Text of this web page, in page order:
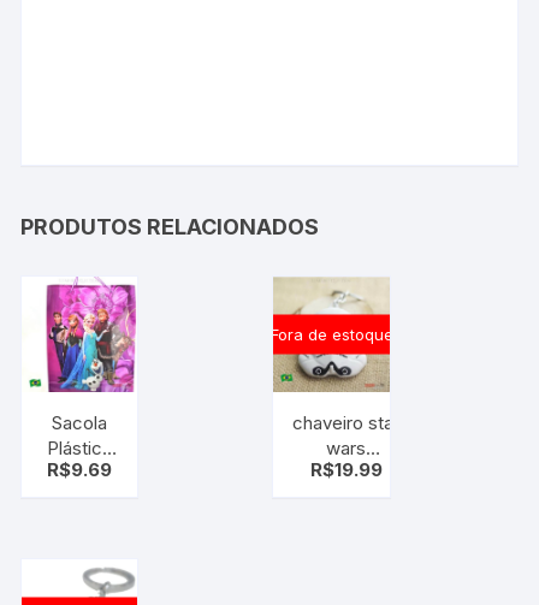
PRODUTOS RELACIONADOS
Sacola
Plástica
Frozen
R$9.69
Fora de estoque
chaveiro star
wars
stormtrooper
R$19.99